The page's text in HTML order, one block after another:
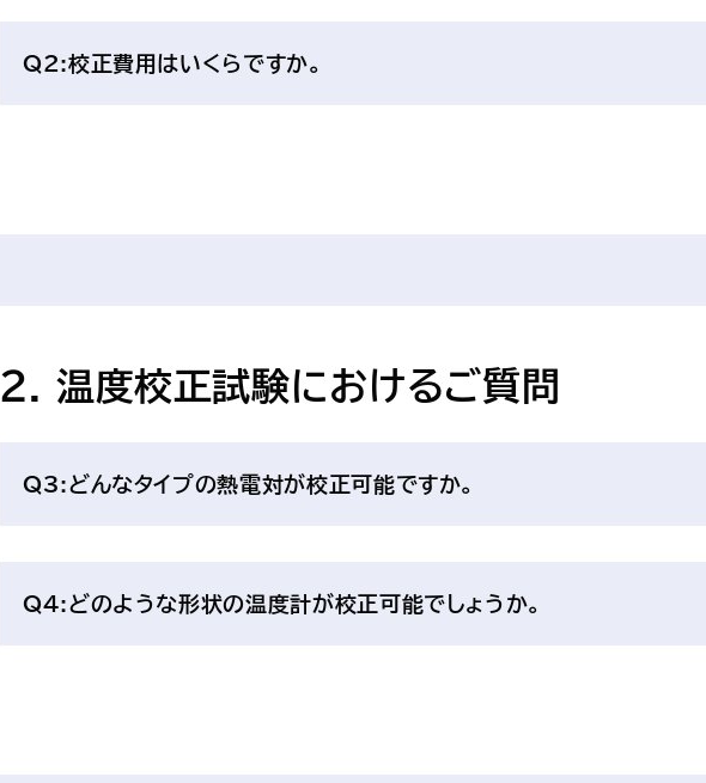
Q2:校正費用はいくらですか。
2. 温度校正試験におけるご質問
Q3:どんなタイプの熱電対が校正可能ですか。
Q4:どのような形状の温度計が校正可能でしょうか。